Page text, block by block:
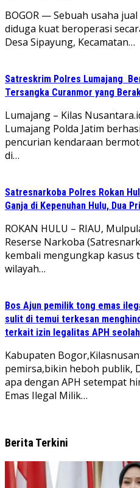
BOGOR — Sebuah usaha
diduga kuat beroperasi
Desa Sipayung, Kecamatan…
Satreskrim Polres Lumajang
Tersangka Curanmor yang
Lumajang – Kilas
Lumajang Polda Jatim
pencurian kendaraan
di…
Satresnarkoba Polres Rokan
Ganja di Kepenuhan Hulu, Dua
ROKAN HULU – RIAU,
Reserse Narkoba
kembali mengungkap kasus
wilayah…
Bos Ajun pemilik tong emas
sulit di temui terkesan
terkait izin legalitas APH
Kabupaten
pemirsa,bikin heboh publik,
apa dengan APH setempat
Emas Ilegal Milik…
Berita Terkini